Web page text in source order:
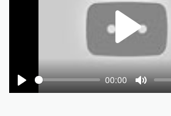
Play
00:00
Mute
Play